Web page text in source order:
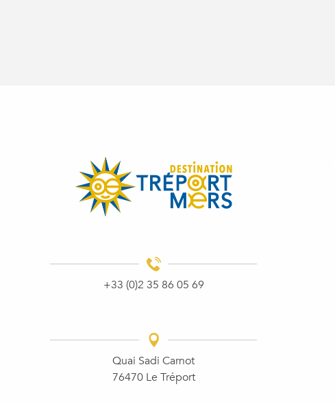
+33 (0)2 35 86 05 69
Quai Sadi Carnot
76470 Le Tréport